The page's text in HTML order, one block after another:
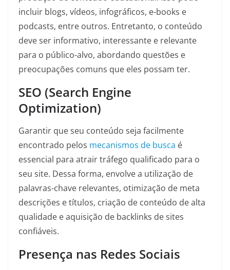
incluir blogs, vídeos, infográficos, e-books e
podcasts, entre outros. Entretanto, o conteúdo
deve ser informativo, interessante e relevante
para o público-alvo, abordando questões e
preocupações comuns que eles possam ter.
SEO (Search Engine
Optimization)
Garantir que seu conteúdo seja facilmente
encontrado pelos mecanismos de busca é
essencial para atrair tráfego qualificado para o
seu site. Dessa forma, envolve a utilização de
palavras-chave relevantes, otimização de meta
descrições e títulos, criação de conteúdo de alta
qualidade e aquisição de backlinks de sites
confiáveis.
Presença nas Redes Sociais